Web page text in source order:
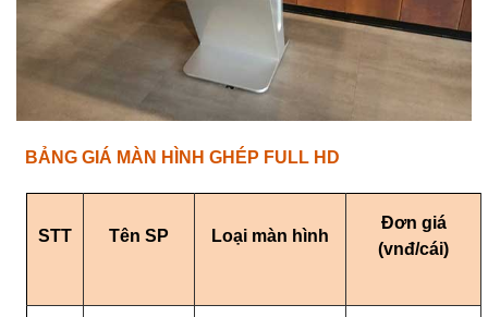
BẢNG GIÁ MÀN HÌNH GHÉP FULL HD
STT Tên SP Loại màn hình
Đơn giá
(vnđ/cái)